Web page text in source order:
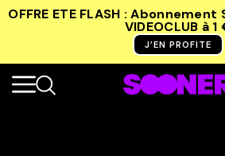
OFFRE ETE FLASH :
VIDEOCLUB à 1
J’EN PROFITE